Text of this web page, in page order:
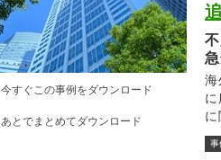
今すぐこの事例をダウンロード
あとでまとめてダウンロード
海
が
内
事